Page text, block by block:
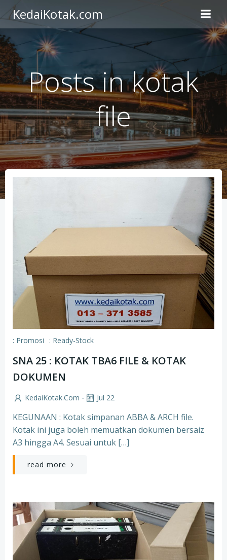
content
KedaiKotak.com
Posts in kotak
file
: Promosi : Ready-Stock
SNA 25 : KOTAK TBA6 FILE & KOTAK
DOKUMEN
KedaiKotak.com - Jul 22
KEGUNAAN : Kotak simpanan ABBA & ARCH file.
Kotak ini juga boleh memuatkan dokumen bersaiz
A3 hingga A4. Sesuai untuk […]
read more